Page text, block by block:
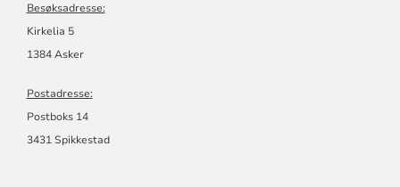
Besøksadresse:
Kirkelia 5
1384 Asker
Postadresse:
Postboks 14
3431 Spikkestad